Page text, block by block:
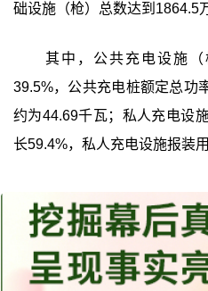
础设施（枪）总数达到1864.5
其中，公共充电设施
39.5%，公共充电桩额定总功
约为44.69千瓦；私人充电设
长59.4%，私人充电设施报装